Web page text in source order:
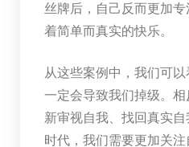
丝牌后，自己反而更加
着简单而真实的快乐。
从这些案例中，我们可
一定会导致我们掉级。
新审视自我、找回真实
时代，我们需要更加关